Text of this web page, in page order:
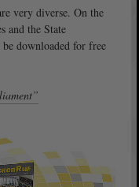
very diverse. On the
and the State
be downloaded for free